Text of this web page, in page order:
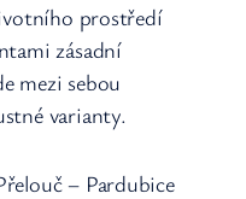
prostředí
zásadní
mezi sebou
varianty.
– Pardubice